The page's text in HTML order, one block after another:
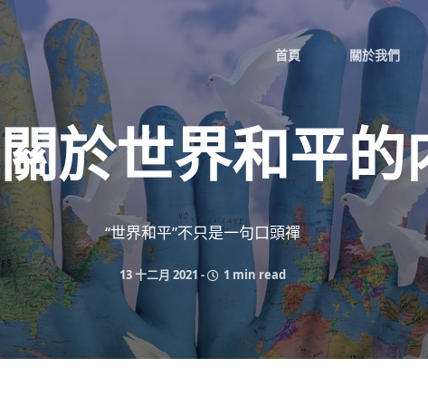
首頁 關於我們
於世界和平的
“世界和平”不只是一句口頭禪
13 十二月 2021 - 1 min read